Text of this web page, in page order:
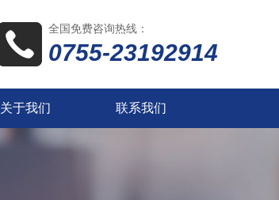
全国免费咨询热线：
0755-23192914
关于我们 联系我们